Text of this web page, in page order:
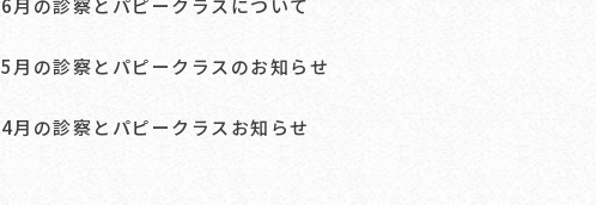
6月の診察とパピークラスについて
5月の診察とパピークラスのお知らせ
4月の診察とパピークラスお知らせ